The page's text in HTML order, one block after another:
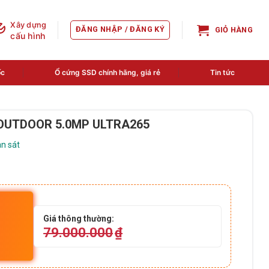
Xây dựng
cấu hình
ĐĂNG NHẬP / ĐĂNG KÝ GIỎ HÀNG
Ổ cứng SSD chính hãng, giá rẻ Tin tức
5.0MP ULTRA265
sát
Giá thông thường:
79.000.000₫